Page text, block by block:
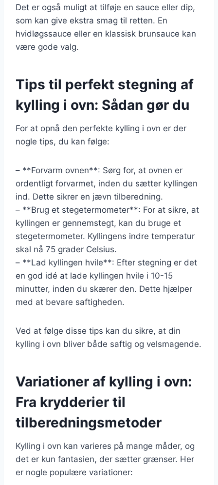
Det er også muligt at tilføje en sauce eller dip,
som kan give ekstra smag til retten. En
hvidløgssauce eller en klassisk brunsauce kan
være gode valg.
Tips til perfekt stegning af
kylling i ovn: Sådan gør du
For at opnå den perfekte kylling i ovn er der
nogle tips, du kan følge:
– **Forvarm ovnen**: Sørg for, at ovnen er
ordentligt forvarmet, inden du sætter kyllingen
ind. Dette sikrer en jævn tilberedning.
– **Brug et stegetermometer**: For at sikre, at
kyllingen er gennemstegt, kan du bruge et
stegetermometer. Kyllingens indre temperatur
skal nå 75 grader Celsius.
– **Lad kyllingen hvile**: Efter stegning er det
en god idé at lade kyllingen hvile i 10-15
minutter, inden du skærer den. Dette hjælper
med at bevare saftigheden.
Ved at følge disse tips kan du sikre, at din
kylling i ovn bliver både saftig og velsmagende.
Variationer af kylling i ovn:
Fra krydderier til
tilberedningsmetoder
Kylling i ovn kan varieres på mange måder, og
det er kun fantasien, der sætter grænser. Her
er nogle populære variationer: